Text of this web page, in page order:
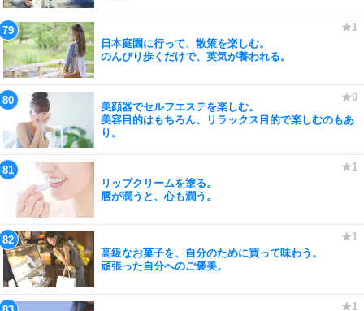
日本庭園に行って、散策を楽しむ。
のんびり歩くだけで、英気が養われる。
美顔器でセルフエステを楽しむ。
美容目的はもちろん、リラックス目的で楽しむのもあ
り。
リップクリームを塗る。
唇が潤うと、心も潤う。
高級なお菓子を、自分のために買って味わう。
頑張った自分へのご褒美。